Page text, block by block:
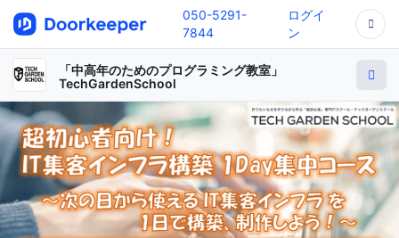
050-5291-
7844
ログイ
ン
「中高年のためのプログラミング教室」
TechGardenSchool